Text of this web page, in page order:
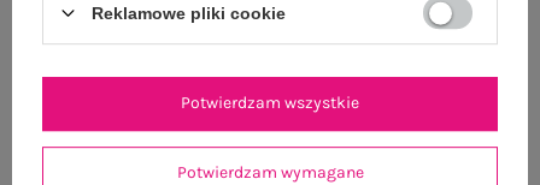
GŁÓWNE PARAMETRY
Reklamowe pliki cookie
Potwierdzam wymagane
Potwierdzam wszystkie